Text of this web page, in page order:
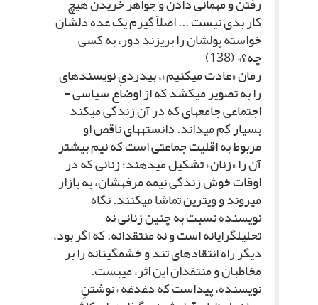
کار بدى نیست ... اصلاً گیرم یک عده دل‏شان
خواسته پول‏شان را بریزند دور، به کسى
چه؟» (138)
رمان «عادت مى‏کنیم»، بى‏دردىِ نویسنده‏اى
را به تصویر مى‏کشد که از اوضاع سیاسى -
اجتماعى جامعه‏اى که در آن زندگى مى‏کند
بسیار کم مى‏داند. دانسته‏هاى ناقص او
مربوط به اقلیت جماعتى است که نیم بیشتر
آن را «زنان» تشکیل مى‏دهند؛ زنانى که در
اوقات خوش زندگى نیمه مرفه‏شان، به بازار
مى‏روند و ویترین تماشا مى‏کنند. نگاه
نویسنده نسبت به چنین زنانى نه
تحلیل‏گرایانه است و نه منتقدانه. که اگر بود،
دیگر راه انتقادهاى تند و خشمگینانه را بر
مخاطبان و منتقدان این اثر، مى‏بست.
نویسنده، پیداست که دغدغه «نوشتنِ